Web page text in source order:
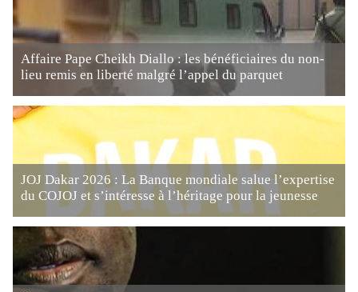
Affaire Pape Cheikh Diallo : les bénéficiaires du non-
lieu remis en liberté malgré l’appel du parquet
JOJ Dakar 2026 : La Banque mondiale salue l’expertise
du COJOJ et s’intéresse à l’héritage pour la jeunesse